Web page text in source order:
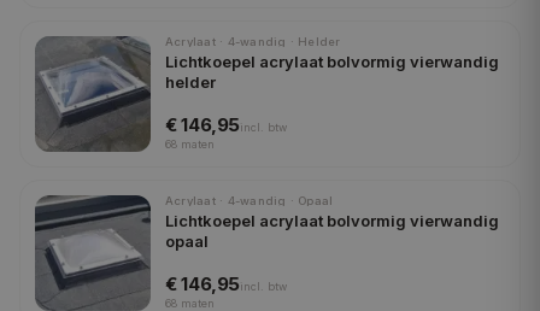
Acrylaat · 4-wandig · Helder
Lichtkoepel acrylaat bolvormig vierwandig
helder
€ 146,95incl.
btw
68 maten
Acrylaat · 4-wandig · Opaal
Lichtkoepel acrylaat bolvormig vierwandig
opaal
€ 146,95incl.
btw
68 maten